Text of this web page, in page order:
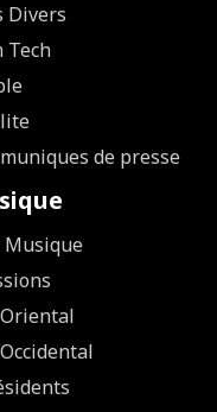
Divers
Tech
de presse
Musique